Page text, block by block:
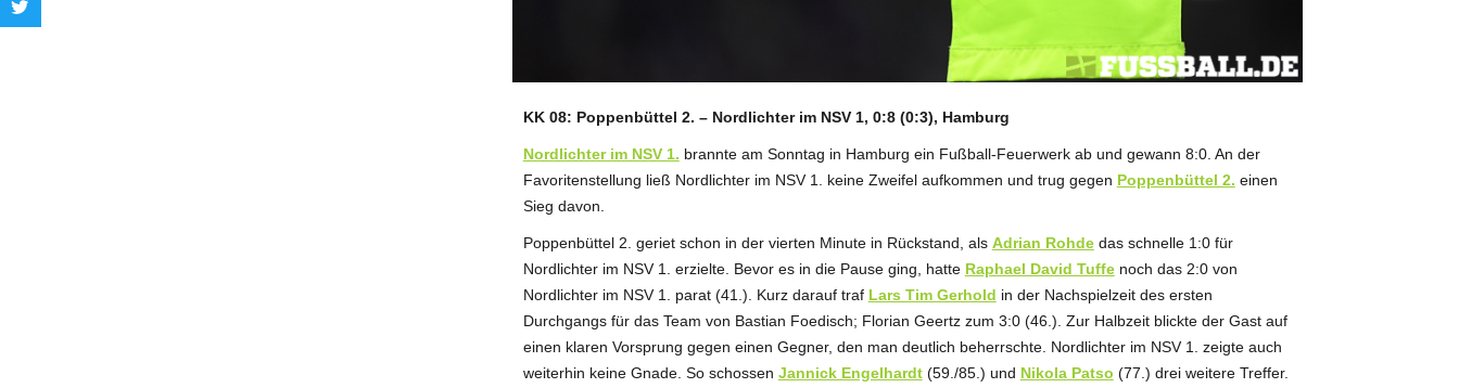
ANZEIGE
KK 08: Poppenbüttel 2. – Nordlichter im NSV 1, 0:8 (0:3), Hamburg
Nordlichter im NSV 1. brannte am Sonntag in Hamburg ein Fußball-Feuerwerk ab und gewann 8:0. An der
Favoritenstellung ließ Nordlichter im NSV 1. keine Zweifel aufkommen und trug gegen Poppenbüttel 2. einen
Sieg davon.
Poppenbüttel 2. geriet schon in der vierten Minute in Rückstand, als Adrian Rohdedas schnelle 1:0 für
Nordlichter im NSV 1. erzielte. Bevor es in die Pause ging, hatte Raphael David Tuffenoch das 2:0 von
Nordlichter im NSV 1. parat (41.). Kurz darauf traf Lars Tim Gerhold in der Nachspielzeit des ersten
Durchgangs für das Team von Bastian Foedisch; Florian Geertz zum 3:0 (46.). Zur Halbzeit blickte der Gast auf
einen klaren Vorsprung gegen einen Gegner, den man deutlich beherrschte. Nordlichter im NSV 1. zeigte auch
weiterhin keine Gnade. So schossen Jannick Engelhardt(59./85.) und Nikola Patso (77.) drei weitere Treffer.